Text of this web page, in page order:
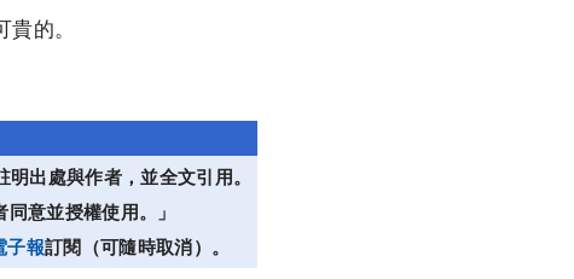
的。
出處與作者，並全文引用。
同意並授權使用。」
子報訂閱（可隨時取消）。